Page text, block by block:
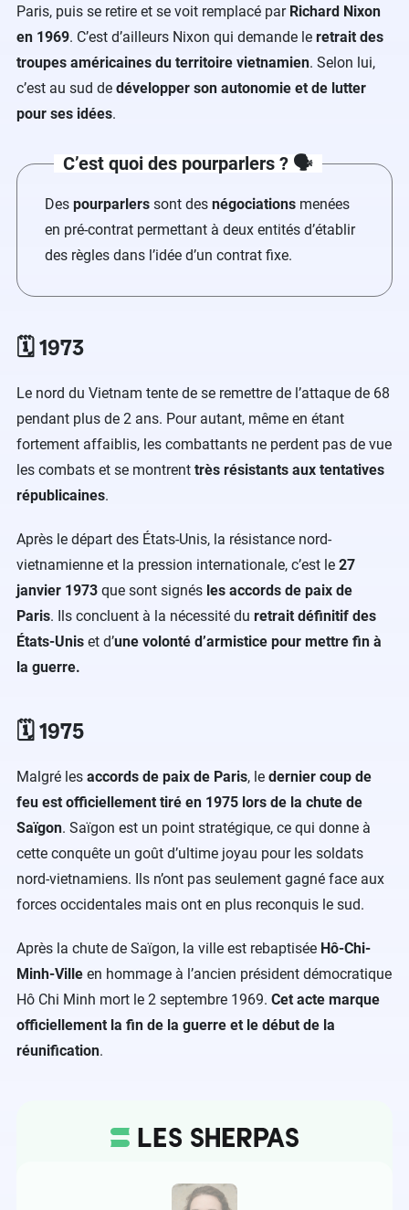
Paris, puis se retire et se voit remplacé par Richard Nixon
en 1969. C’est d’ailleurs Nixon qui demande le retrait des
troupes américaines du territoire vietnamien. Selon lui,
c’est au sud de développer son autonomie et de lutter
pour ses idées.
C’est quoi des pourparlers ? 🗣️
Des pourparlers sont des négociations menées
en pré-contrat permettant à deux entités d’établir
des règles dans l’idée d’un contrat fixe.
🗓️ 1973
Le nord du Vietnam tente de se remettre de l’attaque de 68
pendant plus de 2 ans. Pour autant, même en étant
fortement affaiblis, les combattants ne perdent pas de vue
les combats et se montrent très résistants aux tentatives
républicaines.
Après le départ des États-Unis, la résistance nord-
vietnamienne et la pression internationale, c’est le 27
janvier 1973 que sont signés les accords de paix de
Paris. Ils concluent à la nécessité du retrait définitif des
États-Unis et d’une volonté d’armistice pour mettre fin à
la guerre.
🗓️ 1975
Malgré les accords de paix de Paris, le dernier coup de
feu est officiellement tiré en 1975 lors de la chute de
Saïgon. Saïgon est un point stratégique, ce qui donne à
cette conquête un goût d’ultime joyau pour les soldats
nord-vietnamiens. Ils n’ont pas seulement gagné face aux
forces occidentales mais ont en plus reconquis le sud.
Après la chute de Saïgon, la ville est rebaptisée Hô-Chi-
Minh-Ville en hommage à l’ancien président démocratique
Hô Chi Minh mort le 2 septembre 1969. Cet acte marque
officiellement la fin de la guerre et le début de la
réunification.